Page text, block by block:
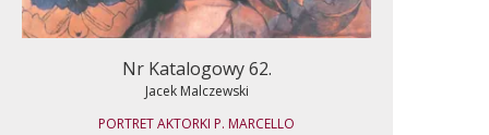
Nr Katalogowy 62.
Jacek Malczewski
PORTRET AKTORKI P. MARCELLO